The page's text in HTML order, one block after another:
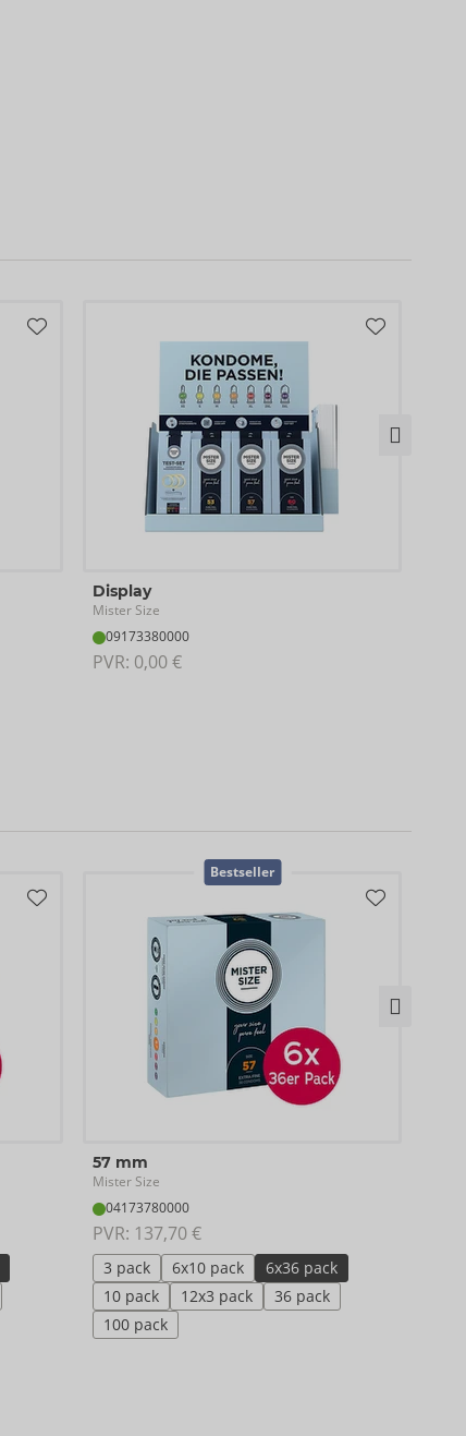
Display
Mister Size
09173380000
PVR: 0,00 €
Bestseller
57 mm
Mister Size
04173780000
PVR: 137,70 €
3 pack 6x10 pack
6x36 pack
10 pack
12x3 pack
36 pack
100 pack